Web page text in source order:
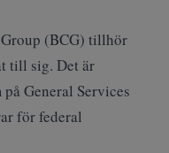
(BCG) tillhör
till sig. Det är
på General Services
för federal